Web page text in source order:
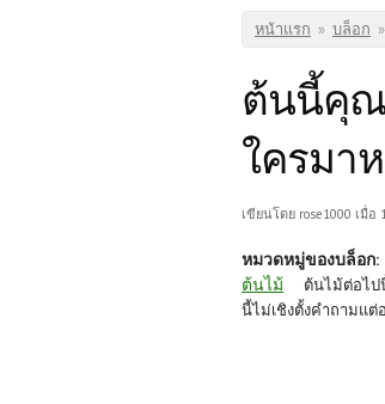
คุณอยู่ที่นี่
หน้าแรก » บล็อก »
ต้นนี้คุณ
ใครมา
เขียนโดย rose1000 เมื่อ
หมวดหมู่ของบล็อก:
ต้นไม้
ต้นไม้ต่อไป
นี้ไม่เชิงตั้งคำถามแ